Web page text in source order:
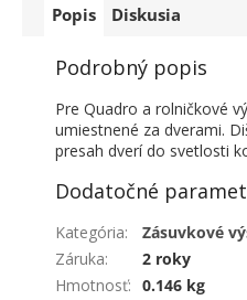
Popis Diskusia
Podrobný popis
Pre Quadro a rolničkové
umiestnené za dverami.
presah dverí do svetlosti
Dodatočné
Kategória:
Zásuvkové
Záruka:
2 roky
Hmotnosť: 0.146 kg